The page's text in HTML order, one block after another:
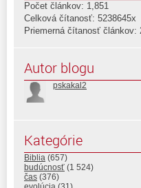
Počet článkov: 1,851
Celková čítanosť: 5238645x
Priemerná čítanosť článkov:
Autor blogu
pskakal2
Kategórie
Biblia (657)
budúcnosť (1 524)
čas (376)